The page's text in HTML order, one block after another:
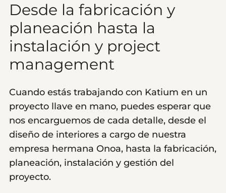
Desde la fabricación y
planeación hasta la
instalación y project
management
Cuando estás trabajando con Katium en un
proyecto llave en mano, puedes esperar que
nos encarguemos de cada detalle, desde el
diseño de interiores a cargo de nuestra
empresa hermana Onoa, hasta la fabricación,
planeación, instalación y gestión del
proyecto.